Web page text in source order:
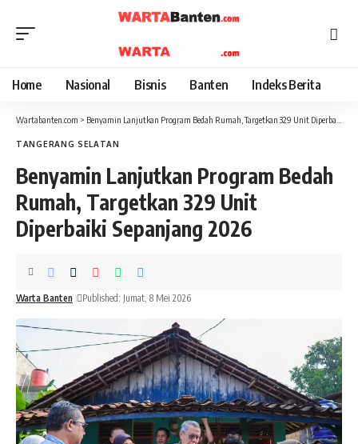
Home Nasional Bisnis Banten Indeks Berita
Wartabanten.com > Benyamin Lanjutkan Program Bedah Rumah, Targetkan 329 Unit Diperbaiki Sepanjang 2026
TANGERANG SELATAN
Benyamin Lanjutkan Program Bedah
Rumah, Targetkan 329 Unit
Diperbaiki Sepanjang 2026
Warta Banten Published: Jumat, 8 Mei 2026